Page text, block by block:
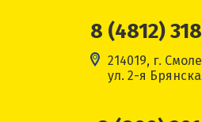
8 (4812)
214019, г.
ул. 2-я